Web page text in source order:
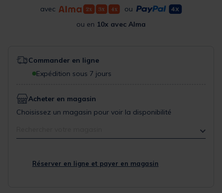
avec
ou
ou en 10x avec Alma
Commander en ligne
Expédition sous 7 jours
Acheter en magasin
Choisissez un magasin pour voir la disponibilité
Réserver en ligne et payer en magasin